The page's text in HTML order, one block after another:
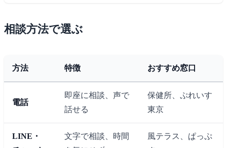
相談方法で選ぶ
方法 特徴 おすすめ窓口
電話
即座に相談、声で
話せる
保健所、ぷれいす
東京
LINE・
文字で相談、時間
風テラス、ぱっぷ